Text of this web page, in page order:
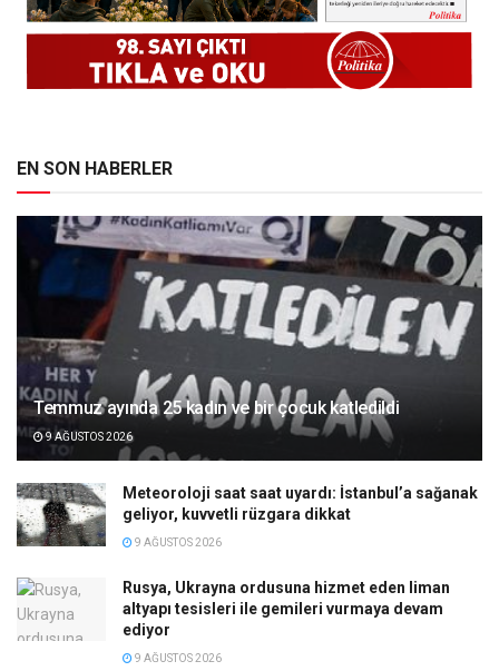
EN SON HABERLER
Temmuz ayında 25 kadın ve bir çocuk katledildi
9 AĞUSTOS 2026
Meteoroloji saat saat uyardı: İstanbul’a sağanak
geliyor, kuvvetli rüzgara dikkat
9 AĞUSTOS 2026
Rusya, Ukrayna ordusuna hizmet eden liman
altyapı tesisleri ile gemileri vurmaya devam
ediyor
9 AĞUSTOS 2026